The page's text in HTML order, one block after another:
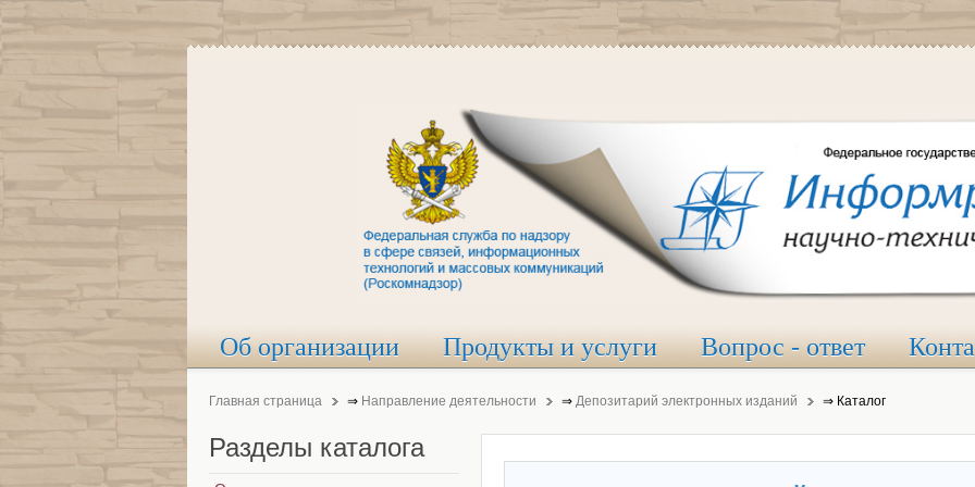
Об организации Продукты и услуги Вопрос - ответ
Главная страница ⇒ Направление деятельности ⇒ Депозитарий электронных изданий ⇒ Каталог
Разделы каталога